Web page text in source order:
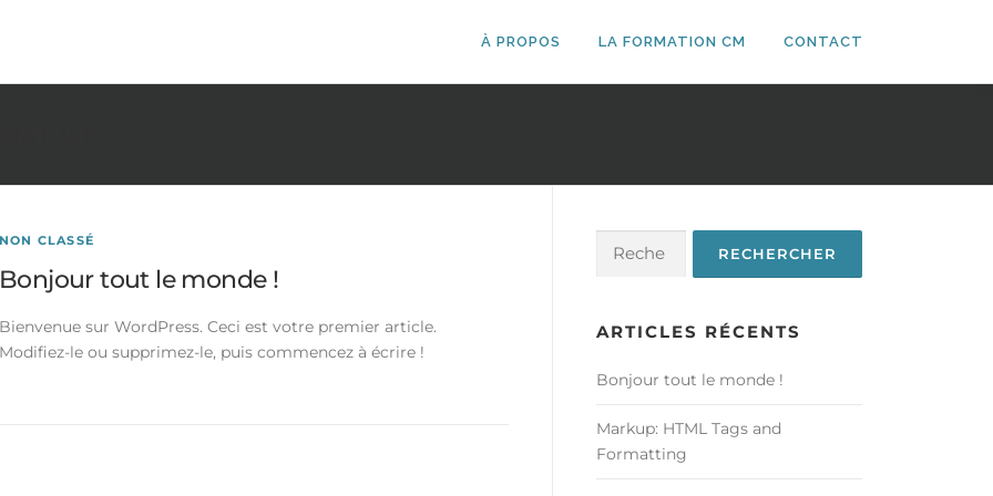
À PROPOS LA FORMATION CM CONTACT
NON CLASSÉ
Bonjour tout le monde !
Bienvenue sur WordPress. Ceci est votre premier article.
Modifiez-le ou supprimez-le, puis commencez à écrire !
ARTICLES RÉCENTS
Bonjour tout le monde !
Markup: HTML Tags and
Formatting